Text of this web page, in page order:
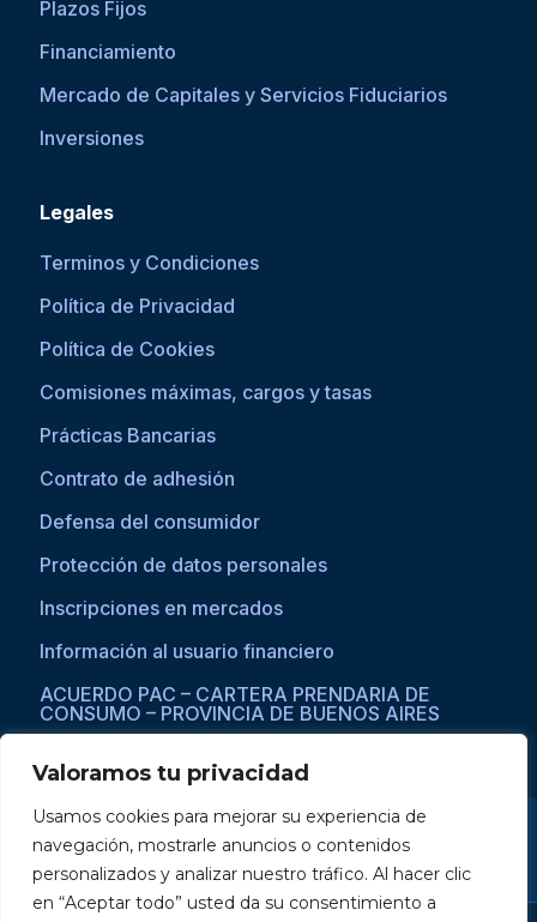
Valoramos tu privacidad
Usamos cookies para mejorar su experiencia de
navegación, mostrarle anuncios o contenidos
personalizados y analizar nuestro tráfico. Al hacer clic
en “Aceptar todo” usted da su consentimiento a
Plazos Fijos
Financiamiento
Mercado de Capitales y Servicios Fiduciarios
Inversiones
Legales
Terminos y Condiciones
Política de Privacidad
Política de Cookies
Comisiones máximas, cargos y tasas
Prácticas Bancarias
Contrato de adhesión
Defensa del consumidor
Protección de datos personales
Inscripciones en mercados
Información al usuario financiero
ACUERDO PAC – CARTERA PRENDARIA DE
CONSUMO – PROVINCIA DE BUENOS AIRES
Si asistís a una persona con dificultades visuales para acceder a la
web, por favor ingresar a través del explorador Microsoft Edge,
donde se habilita la opción de reproducción de texto a voz